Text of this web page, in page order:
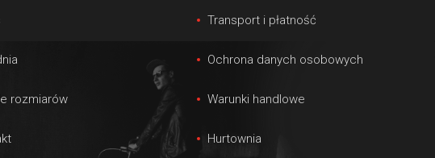
rozmiarów
Transport i płatność
Ochrona danych osobowych
Warunki handlowe
Hurtownia